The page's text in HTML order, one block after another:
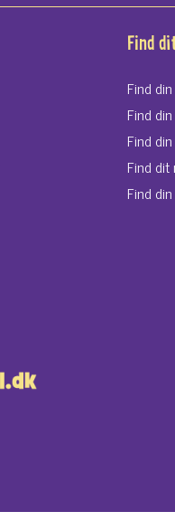
Find
Find
Find
Find
Find dit
Find